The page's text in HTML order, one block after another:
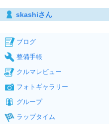
skashiさん
ブログ
整備手帳
クルマレビュー
フォトギャラリー
グループ
ラップタイム